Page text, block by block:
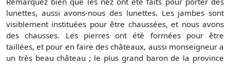
lunettes, aussi avons-nous des lunettes. Les jambes sont
visiblement instituées pour être chaussées, et nous avons
des chausses. Les pierres ont été formées pour être
taillées, et pour en faire des châteaux, aussi monseigneur a
un très beau château ; le plus grand baron de la province